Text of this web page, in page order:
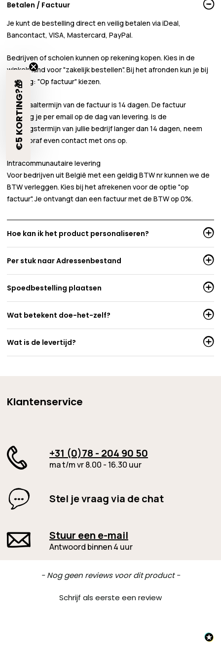
Betalen / Factuur
Je kunt de bestelling direct en veilig betalen via iDeal,
Bancontact, VISA, Mastercard, PayPal.
Bedrijven of scholen kunnen op rekening kopen. Kies in de
winkelmand voor"zakelijk bestellen". Bij het afronden kun je bij
betaling: "Op factuur" kiezen.
De betaaltermijn van de factuur is 14 dagen. De factuur
ontvang je per email op de dag van levering. Is de
betalingstermijn van jullie bedrijf langer dan 14 dagen, neem
dan vooraf even contact met ons op.
Intracommunautaire levering
Voor bedrijven uit België met een geldig BTW nr kunnen we de
BTW verleggen. Kies bij het afrekenen voor de optie "op
factuur". Je ontvangt dan een factuur met de BTW op 0%.
Hoe kan ik het product personaliseren?
Per stuk naar Adressenbestand
Spoedbestelling plaatsen
Wat betekent doe-het-zelf?
Wat is de levertijd?
Klantenservice
+31 (0)78 - 204 90 50
ma t/m vr 8.00 - 16.30 uur
Stel je vraag via de chat
Stuur een e-mail
Antwoord binnen 4 uur
- Nog geen reviews voor dit product -
Schrijf als eerste een review
New content loaded
€5 KORTING?🎁